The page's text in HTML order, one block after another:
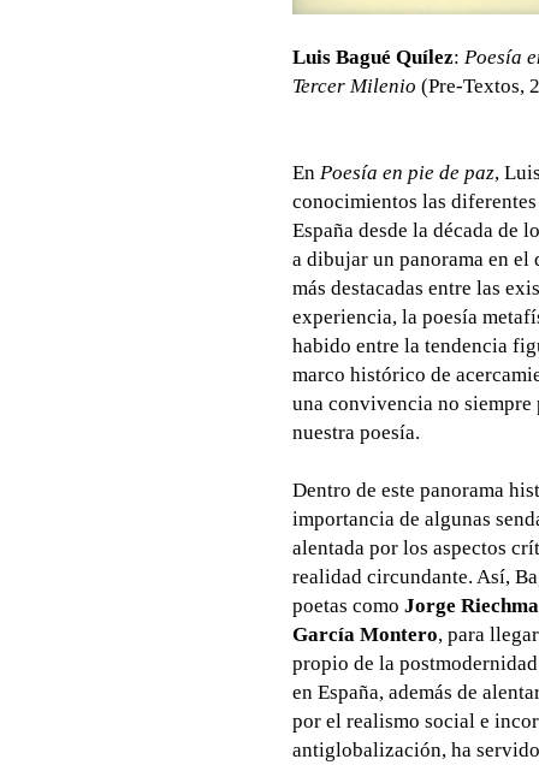
Luis Bagué Quílez: Poesía
Tercer Milenio (Pre-Textos,
En Poesía en pie de paz,
conocimientos las
España desde la década de
a dibujar un panorama en el
más destacadas entre las
experiencia, la poesía
habido entre la tendencia
marco histórico de
una convivencia no
nuestra poesía.
Dentro de este panorama
importancia de algunas
alentada por los aspectos
realidad circundante. Así,
poetas como Jorge
García Montero, para
propio de la
en España, además de
por el realismo social e
antiglobalización, ha